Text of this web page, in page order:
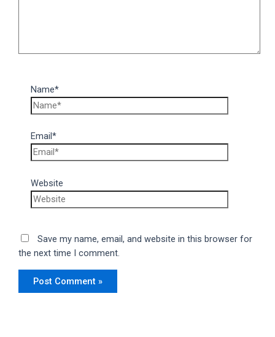
Name*
Email*
Website
Save my name, email, and website in this browser for
the next time I comment.